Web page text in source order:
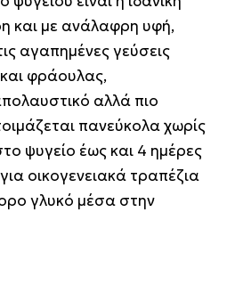
και με ανάλαφρη υφή,
αγαπημένες γεύσεις
φράουλας,
αλλά πιο
πανεύκολα χωρίς
ψυγείο έως και 4 ημέρες
οικογενειακά τραπέζια
γλυκό μέσα στην